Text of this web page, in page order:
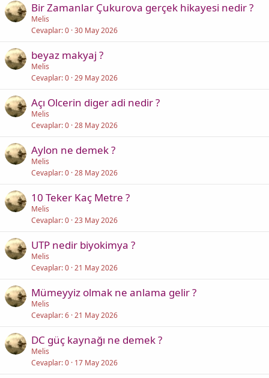
Bir Zamanlar Çukurova gerçek hikayesi nedir ?
Melis
Cevaplar 0 30 May 2026
beyaz makyaj ?
Melis
Cevaplar 0 29 May 2026
Açı Olcerin diger adi nedir ?
Melis
Cevaplar 0 28 May 2026
Aylon ne demek ?
Melis
Cevaplar 0 28 May 2026
10 Teker Kaç Metre ?
Melis
Cevaplar 0 23 May 2026
UTP nedir biyokimya ?
Melis
Cevaplar 0 21 May 2026
Mümeyyiz olmak ne anlama gelir ?
Melis
Cevaplar 6 21 May 2026
DC güç kaynağı ne demek ?
Melis
Cevaplar 0 17 May 2026